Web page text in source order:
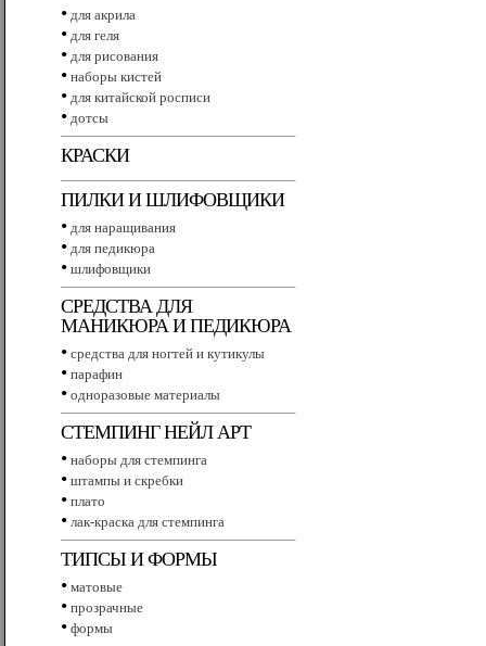
• для акрила
• для геля
• для рисования
• наборы кистей
• для китайской росписи
• дотсы
КРАСКИ
ПИЛКИ И ШЛИФОВЩИКИ
• для наращивания
• для педикюра
• шлифовщики
СРЕДСТВА ДЛЯ
МАНИКЮРА И ПЕДИКЮРА
• средства для ногтей и кутикулы
• парафин
• одноразовые материалы
СТЕМПИНГ НЕЙЛ АРТ
• наборы для стемпинга
• штампы и скребки
• плато
• лак-краска для стемпинга
ТИПСЫ И ФОРМЫ
• матовые
• прозрачные
• формы